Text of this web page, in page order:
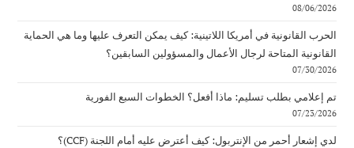
08/06/2026
الحرب القانونية في أمريكا اللاتينية: كيف يمكن التعرف عليها وما هي الحماية
القانونية المتاحة لرجال الأعمال والمسؤولين السابقين؟
07/30/2026
تم إعلامي بطلب تسليم: ماذا أفعل؟ الخطوات السبع الفورية
07/23/2026
لدي إشعار أحمر من الإنتربول: كيف أعترض عليه أمام اللجنة (CCF)؟